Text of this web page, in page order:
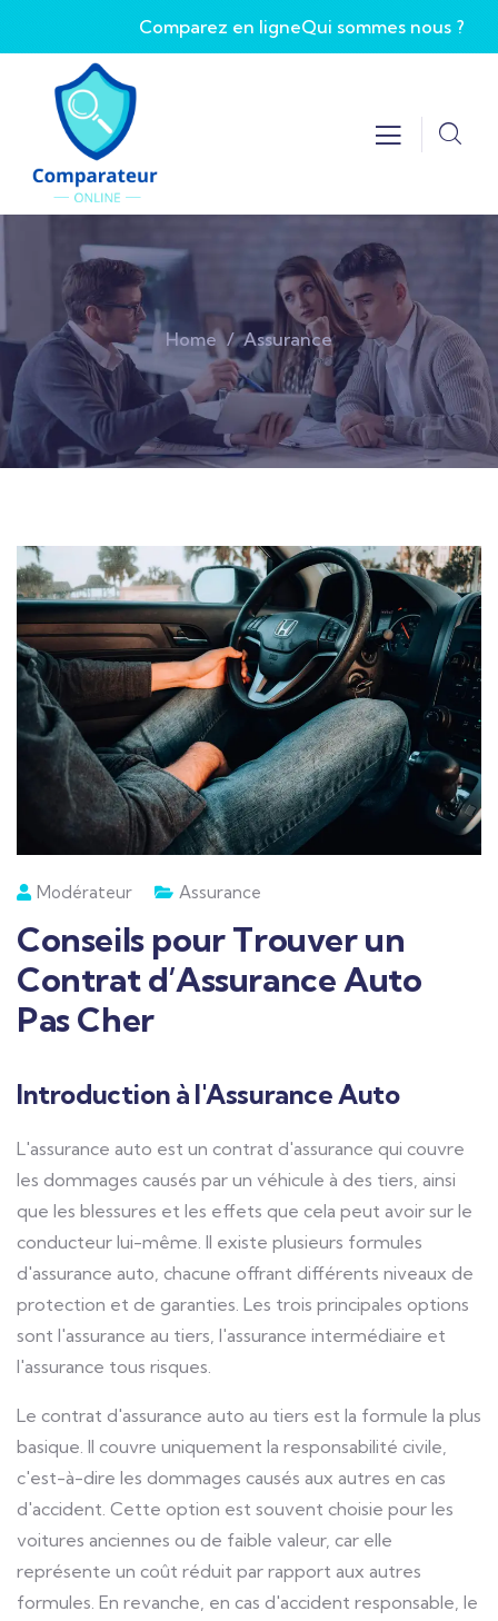
Comparez en ligneQui sommes nous ?
Home Assurance
Modérateur Assurance
Conseils pour Trouver un
Contrat d’Assurance Auto
Pas Cher
Introduction à l'Assurance Auto
L'assurance auto est un contrat d'assurance qui couvre
les dommages causés par un véhicule à des tiers, ainsi
que les blessures et les effets que cela peut avoir sur le
conducteur lui-même. Il existe plusieurs formules
d'assurance auto, chacune offrant différents niveaux de
protection et de garanties. Les trois principales options
sont l'assurance au tiers, l'assurance intermédiaire et
l'assurance tous risques.
Le contrat d'assurance auto au tiers est la formule la plus
basique. Il couvre uniquement la responsabilité civile,
c'est-à-dire les dommages causés aux autres en cas
d'accident. Cette option est souvent choisie pour les
voitures anciennes ou de faible valeur, car elle
représente un coût réduit par rapport aux autres
formules. En revanche, en cas d'accident responsable, le